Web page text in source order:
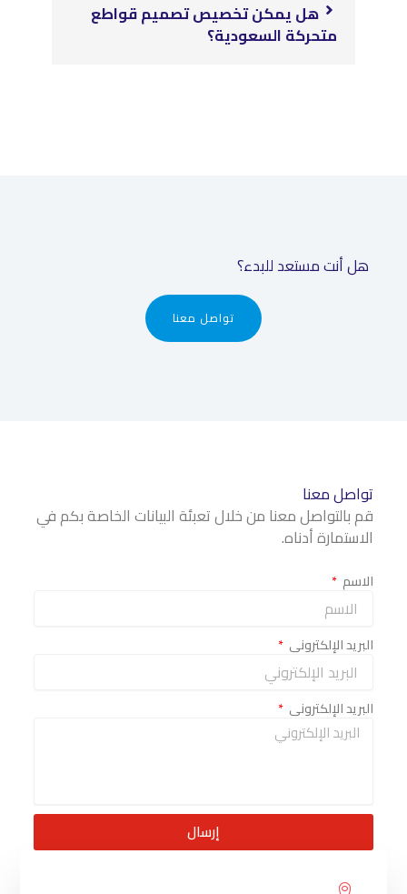
هل يمكن تخصيص تصميم قواطع
متحركة السعودية؟
هل أنت مستعد للبدء؟
تواصل معنا
تواصل معنا
قم بالتواصل معنا من خلال تعبئة البيانات الخاصة بكم في
الاستمارة أدناه.
الاسم
البريد الإلكتروني
البريد الإلكتروني
إرسال